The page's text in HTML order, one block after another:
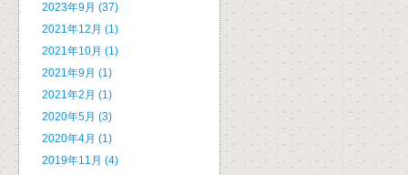
2023年9月 (37)
2021年12月 (1)
2021年10月 (1)
2021年9月 (1)
2021年2月 (1)
2020年5月 (3)
2020年4月 (1)
2019年11月 (4)